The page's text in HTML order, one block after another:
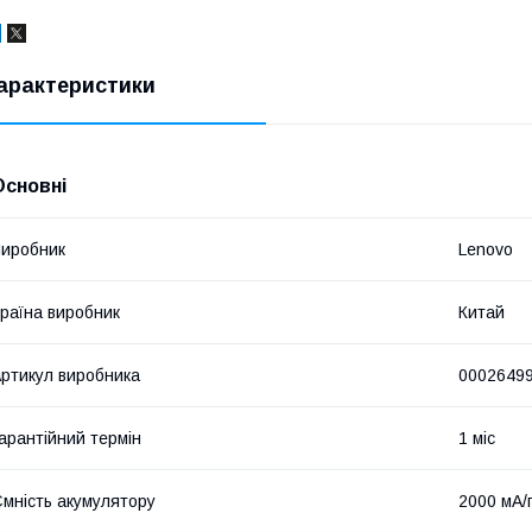
Lenovo
виробник Китай
виробника 00026499
термін 1 міс
акумулятору 2000 мА/